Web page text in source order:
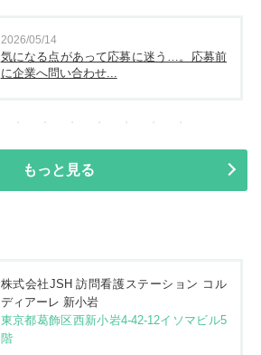
2026/05/14
気になる点があって応募に迷う…。応募前
に企業へ問い合わせ...
もっと見る
株式会社JSH 訪問看護ステーション コル
ディアーレ 新小岩
東京都葛飾区西新小岩4-42-12イソマビル5
階